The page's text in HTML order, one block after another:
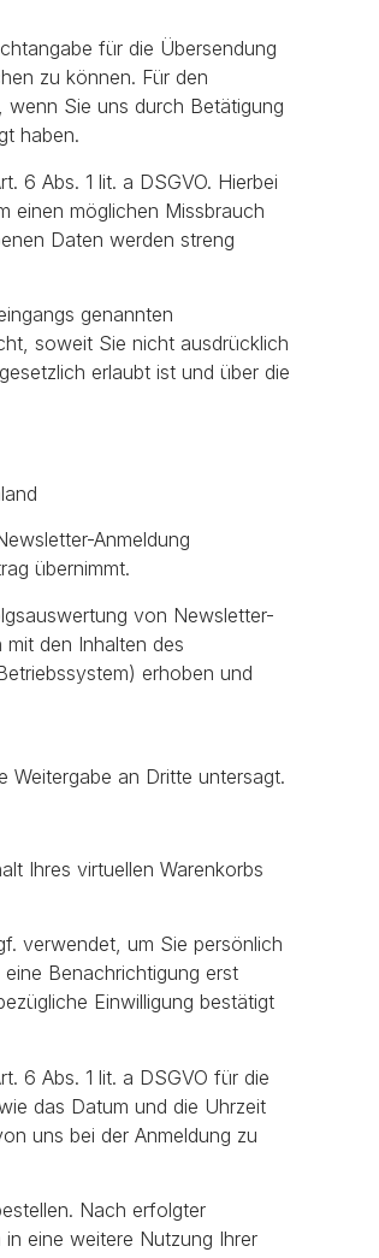
für die Übersendung
zu können. Für den
Sie uns durch Betätigung
haben.
6 Abs. 1 lit. a DSGVO. Hierbei
einen möglichen Missbrauch
Daten werden streng
genannten
soweit Sie nicht ausdrücklich
erlaubt ist und über die
Anmeldung
übernimmt.
von Newsletter-
den Inhalten des
erhoben und
Weitergabe an Dritte untersagt.
Ihres virtuellen Warenkorbs
verwendet, um Sie persönlich
Benachrichtigung erst
Einwilligung bestätigt
6 Abs. 1 lit. a DSGVO für die
das Datum und die Uhrzeit
uns bei der Anmeldung zu
Nach erfolgter
eine weitere Nutzung Ihrer